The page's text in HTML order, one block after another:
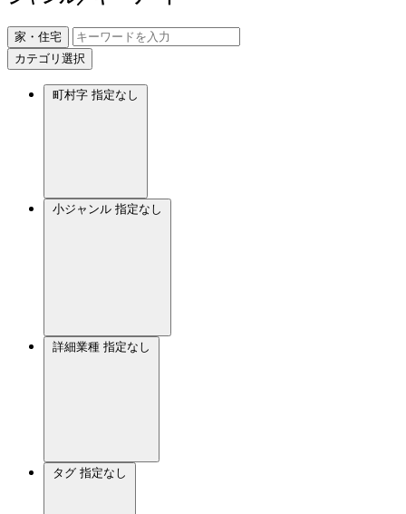
家・住宅
カテゴリ選択
町村字 指定なし
小ジャンル 指定なし
詳細業種 指定なし
タグ 指定なし